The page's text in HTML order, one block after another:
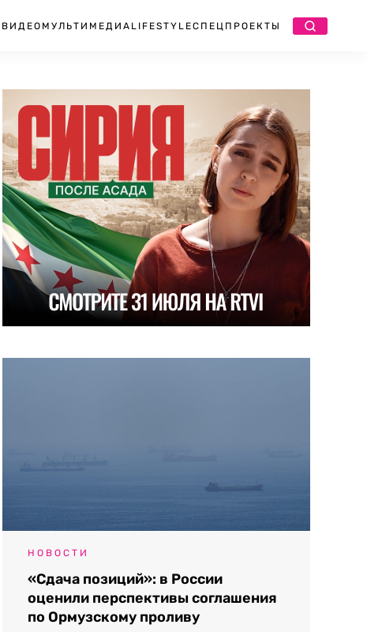
ВИДЕО МУЛЬТИМЕДИА LIFESTYLEСПЕЦПРОЕКТЫ
НОВОСТИ
«Сдача позиций»: в России
оценили перспективы соглашения
по Ормузскому проливу